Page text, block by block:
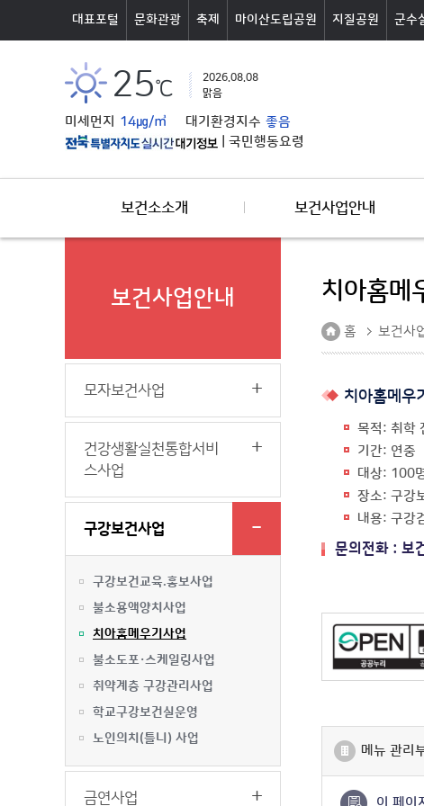
대표포털 문화관광 축제 마이산도립공원 지질공원 군수
25℃
2026.08.08
맑음
미세먼지 14㎍/㎥ 대기환경지수 좋음
국민행동요령
보건소소개 보건사업안내
보건사업안내
모자보건사업
건강생활실천통합서비
스사업
구강보건사업
구강보건교육.홍보사업
불소용액양치사업
치아홈메우기사업
불소도포·스케일링사업
취약계층 구강관리사업
학교구강보건실운영
노인의치(틀니) 사업
금연사업
치아홈메
홈 보건사
치아홈메우
목적: 취학
기간: 연중
대상: 100
장소: 구강
내용: 구강
문의전화 : 보
메뉴 관리
이 페이